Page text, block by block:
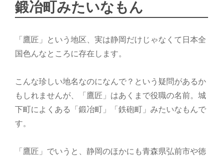
鍛冶町みたいなもん
「鷹匠」という地区、実は静岡だけじゃなくて日本全
国色んなところに存在します。
こんな珍しい地名なのになんで？という疑問があるか
もしれませんが、「鷹匠」はあくまで役職の名前。城
下町によくある「鍛冶町」「鉄砲町」みたいなもんで
す。
「鷹匠」でいうと、静岡のほかにも青森県弘前市や徳